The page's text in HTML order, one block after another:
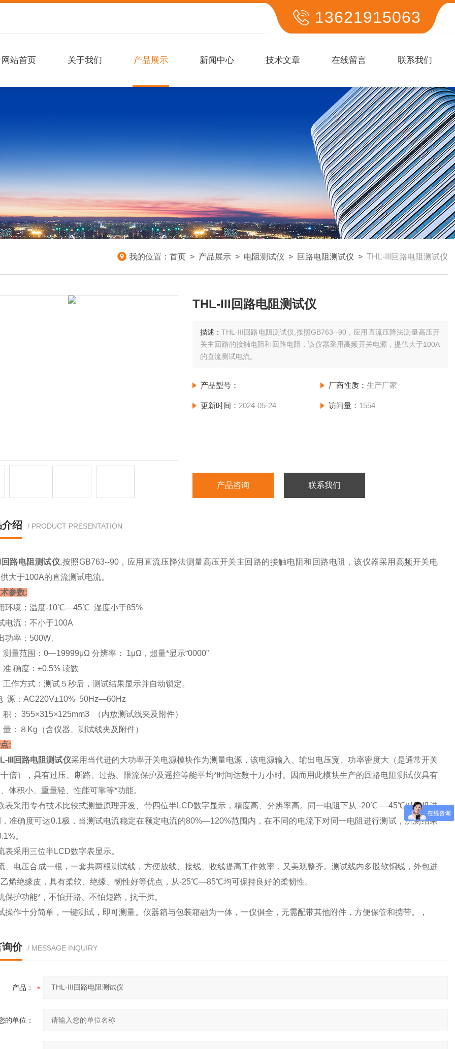
13621915063
网站首页 关于我们 产品展示 新闻中心 技术文章 在线留言 联系我们
我的位置： 首页 > 产品展示 > 电阻测试仪 > 回路电阻测试仪 > THL-III回路电阻测试仪
THL-III回路电阻测试仪
描述：THL-III回路电阻测试仪,按照GB763--90，应用直流压降法测量高压开
关主回路的接触电阻和回路电阻，该仪器采用高频开关电源，提供大于100A
的直流测试电流。
产品型号： 厂商性质： 生产厂家
更新时间： 2024-05-24 访问量： 1554
产品咨询 联系我们
绍 / PRODUCT PRESENTATION
路电阻测试仪,按照GB763--90，应用直流压降法测量高压开关主回路的接触电阻和回路电阻，该仪器采用高频开关电
大于100A的直流测试电流。
参数:
环境：温度-10℃—45℃ 湿度小于85%
电流：不小于100A
功率：500W、
范围：0―19999μΩ 分辨率： 1μΩ，超量*显示“0000”
确度：±0.5% 读数
方式：测试５秒后，测试结果显示并自动锁定。
：AC220V±10% 50Hz―60Hz
： 355×315×125mm3 （内放测试线夹及附件）
：８Kg（含仪器、测试线夹及附件）
:
III回路电阻测试仪采用当代进的大功率开关电源模块作为测量电源，该电源输入、输出电压宽、功率密度大（是通常开关
倍），具有过压、断路、过热、限流保护及遥控等能平均*时间达数十万小时。因而用此模块生产的回路电阻测试仪具有
体积小、重量轻、性能可靠等*功能。
表采用专有技术比较式测量原理开发、带四位半LCD数字显示，精度高、分辨率高。同一电阻下从 -20℃ —45℃对整机进
准确度可达0.1极，当测试电流稳定在额定电流的80%—120%范围内，在不同的电流下对同一电阻进行测试，所测结果
。
表采用三位半LCD数字表显示。
、电压合成一根，一套共两根测试线，方便放线、接线、收线提高工作效率，又美观整齐。测试线内多股软铜线，外包进
烯绝缘皮，具有柔软、绝缘、韧性好等优点，从-25℃—85℃均可保持良好的柔韧性。
保护功能*，不怕开路、不怕短路，抗干扰。
操作十分简单，一键测试，即可测量。仪器箱与包装箱融为一体，一仪俱全，无需配带其他附件，方便保管和携带。，
价 / MESSAGE INQUIRY
产品：
的单位：